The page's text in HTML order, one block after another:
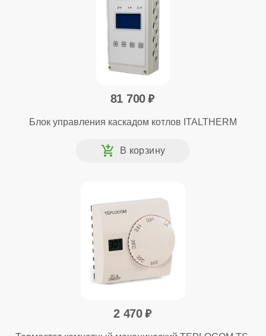
81 700
Блок управления каскадом котлов ITALTHERM
2 470